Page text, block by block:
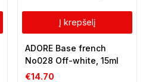
Į krepšelį
ADORE Base french
No028 Off-white, 15ml
€14.70